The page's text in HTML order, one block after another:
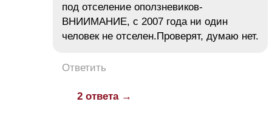
под отселение оползневиков-
ВНИИМАНИЕ, с 2007 года ни один
человек не отселен.Проверят, думаю нет.
Ответить
2 ответа →